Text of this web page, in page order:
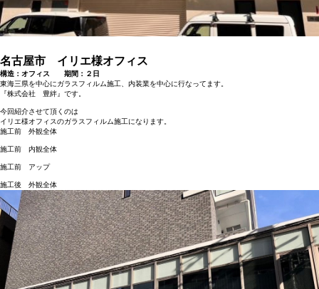
名古屋市 イリエ様オフィス
構造：オフィス 期間：２日
東海三県を中心にガラスフィルム施工、内装業を中心に行なってます。
『株式会社 豊絆』です。
今回紹介させて頂くのは
イリエ様オフィスのガラスフィルム施工になります。
施工前 外観全体
施工前 内観全体
施工前 アップ
施工後 外観全体